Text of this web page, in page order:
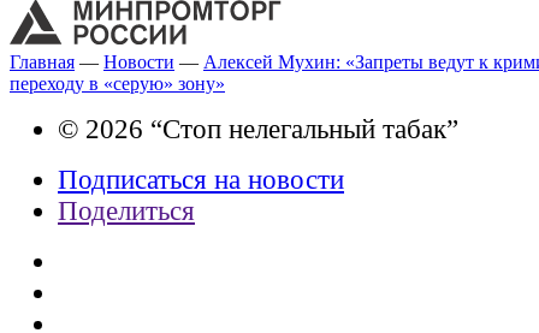
Главная — Новости — Алексей Мухин: «Запреты ведут к
переходу в «серую» зону»
© 2026 “Стоп нелегальный табак”
Подписаться на новости
Поделиться